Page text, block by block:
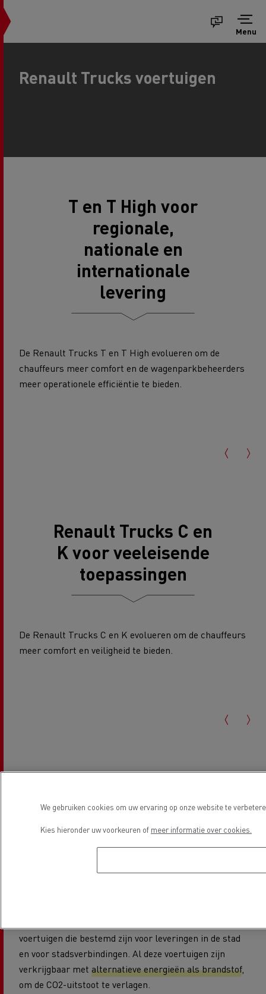
Menu
Renault Trucks voertuigen
T en T High voor
regionale,
nationale en
internationale
levering
De Renault Trucks T en T High evolueren om de
chauffeurs meer comfort en de wagenparkbeheerders
meer operationele efficiëntie te bieden.
Renault Trucks C en
K voor veeleisende
toepassingen
De Renault Trucks C en K evolueren om de chauffeurs
meer comfort en veiligheid te bieden.
Master voor
regionale en lokale
voertuigen die bestemd zijn voor leveringen in de stad
en voor stadsverbindingen. Al deze voertuigen zijn
verkrijgbaar met alternatieve energieën als brandstof,
om de CO2-uitstoot te verlagen.
We gebruiken cookies om uw ervaring op onze website te
Kies hieronder uw voorkeuren of meer informatie over cookies.